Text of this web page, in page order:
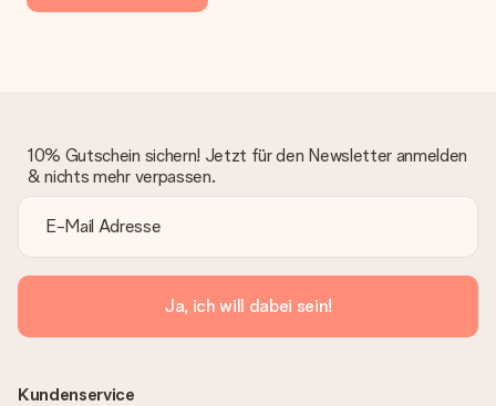
10% Gutschein sichern! Jetzt für den Newsletter anmelden
& nichts mehr verpassen.
Ja, ich will dabei sein!
Kundenservice